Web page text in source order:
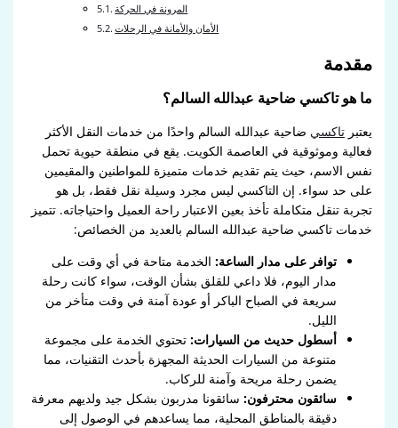
المرونة في الحركة
الأمان والأمانة في الرحلات
مقدمة
ما هو تاكسي ضاحية عبدالله السالم؟
يعتبرتاكسي ضاحية عبدالله السالم واحدًا من خدمات النقل الأكثر
فعالية وموثوقية في العاصمة الكويت. يقع في منطقة حيوية تحمل
نفس الاسم، حيث يتم تقديم خدمات متميزة للمواطنين والمقيمين
على حد سواء. إن التاكسي ليس مجرد وسيلة نقل فقط، بل هو
تجربة تنقل متكاملة تأخذ بعين الاعتبار راحة العميل واحتياجاته. تتميز
خدمات تاكسي ضاحية عبدالله السالم بالعديد من الخصائص:
توافر على مدار الساعة: الخدمة متاحة في أي وقت على
مدار اليوم، فلا داعي للقلق بشأن الوقت، سواء كانت رحلة
سريعة في الصباح الباكر أو عودة آمنة في وقت متأخر من
الليل.
أسطول حديث من السيارات: تحتوي الخدمة على مجموعة
متنوعة من السيارات الحديثة المجهزة بأحدث التقنيات، مما
يضمن رحلة مريحة وآمنة للركاب.
سائقون محترفون: سائقونا مدربون بشكل جيد ولديهم معرفة
دقيقة بالمناطق المحلية، مما يساعدهم في الوصول إلى